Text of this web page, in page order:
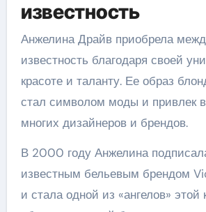
известность
Анжелина Драйв приобрела
известность благодаря своей
красоте и таланту. Ее образ
стал символом моды и привлек
многих дизайнеров и брендов.
В 2000 году Анжелина
известным бельевым брендом
и стала одной из «ангелов»